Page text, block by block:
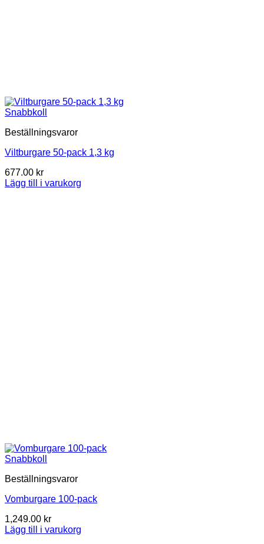
Snabbkoll
Beställningsvaror
Viltburgare 50-pack 1,3 kg
677.00 kr
Lägg till i varukorg
Snabbkoll
Beställningsvaror
Vomburgare 100-pack
1,249.00 kr
Lägg till i varukorg